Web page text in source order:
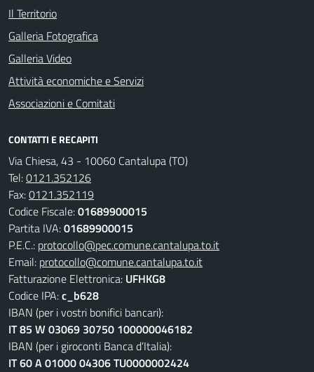
Il Territorio
Galleria Fotografica
Galleria Video
Attività economiche e Servizi
Associazioni e Comitati
CONTATTI E RECAPITI
Via Chiesa, 43 - 10060 Cantalupa (TO)
Tel:0121.352126
Fax:0121.352119
Codice Fiscale:01689900015
Partita IVA:01689900015
P.E.C.: protocollo@pec.comune.cantalupa.to.it
Email: protocollo@comune.cantalupa.to.it
Fatturazione Elettronica: UFHKG8
Codice IPA:c_b628
IBAN (per i vostri bonifici bancari):
IT 85 W 03069 30750 100000046182
IBAN (per i giroconti Banca d’Italia):
IT 60 A 01000 04306 TU0000002424